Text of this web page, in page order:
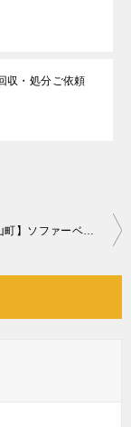
収・処分ご依頼
【鳥取市湖山町】ソファーベッド、こたつ、布団、トースター等の回収